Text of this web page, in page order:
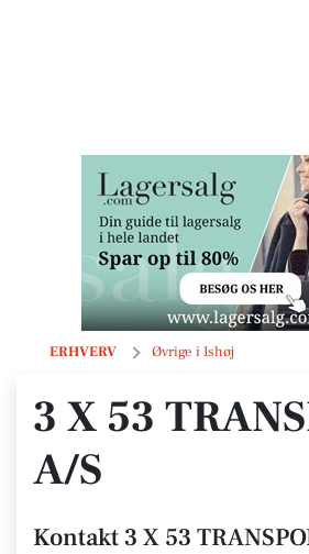
ERHVERV Øvrige i Ishøj
3 X 53 TRANSPORT A/S
3 X 53
A/S
Kontakt 3 X 53